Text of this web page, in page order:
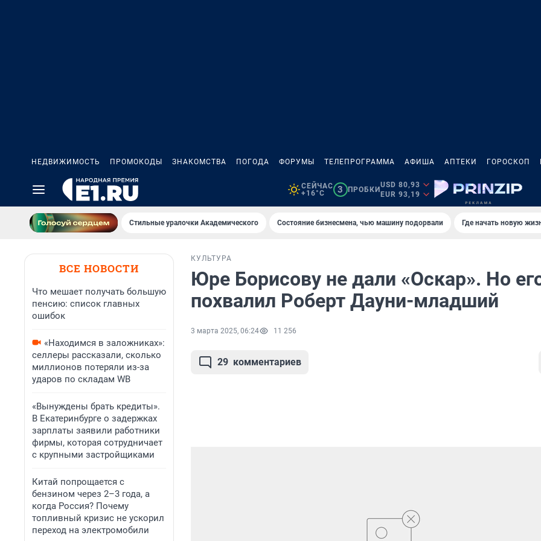
НЕДВИЖИМОСТЬ ПРОМОКОДЫ ЗНАКОМСТВА ПОГОДА ФОРУМЫ ТЕЛЕПРОГРАММА АФИША АПТЕКИ ГОРОСКОП
СЕЙЧАС
+16°C
3 ПРОБКИ
USD 80,93
EUR 93,19
Стильные уралочки Академического Состояние бизнесмена, чью машину подорвали Где начать новую
ВСЕ НОВОСТИ
Что мешает получать большую
пенсию: список главных
ошибок
«Находимся в заложниках»:
селлеры рассказали, сколько
миллионов потеряли из-за
ударов по складам WB
«Вынуждены брать кредиты».
В Екатеринбурге о задержках
зарплаты заявили работники
фирмы, которая сотрудничает
с крупными застройщиками
Китай попрощается с
бензином через 2–3 года, а
когда Россия? Почему
топливный кризис не ускорил
переход на электромобили
КУЛЬТУРА
Юре Борисову не дали «Оскар». Но
похвалил Роберт Дауни-младший
3 марта 2025, 06:24 11 256
29 комментариев